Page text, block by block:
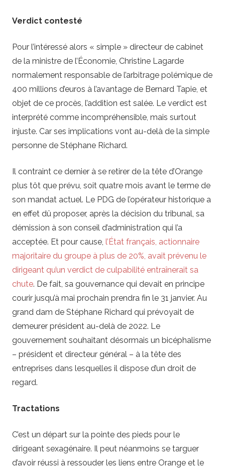
Verdict contesté
Pour l’intéressé alors « simple » directeur de cabinet
de la ministre de l’Économie, Christine Lagarde
normalement responsable de l’arbitrage polémique de
400 millions d’euros à l’avantage de Bernard Tapie, et
objet de ce procès, l’addition est salée. Le verdict est
interprété comme incompréhensible, mais surtout
injuste. Car ses implications vont au-delà de la simple
personne de Stéphane Richard.
Il contraint ce dernier à se retirer de la tête d’Orange
plus tôt que prévu, soit quatre mois avant le terme de
son mandat actuel. Le PDG de l’opérateur historique a
en effet dû proposer, après la décision du tribunal, sa
démission à son conseil d’administration qui l’a
acceptée. Et pour cause, l’État français, actionnaire
majoritaire du groupe à plus de 20%, avait prévenu le
dirigeant qu’un verdict de culpabilité entraînerait sa
chute. De fait, sa gouvernance qui devait en principe
courir jusqu’à mai prochain prendra fin le 31 janvier. Au
grand dam de Stéphane Richard qui prévoyait de
demeurer président au-delà de 2022. Le
gouvernement souhaitant désormais un bicéphalisme
– président et directeur général – à la tête des
entreprises dans lesquelles il dispose d’un droit de
regard.
Tractations
C’est un départ sur la pointe des pieds pour le
dirigeant sexagénaire. Il peut néanmoins se targuer
d’avoir réussi à ressouder les liens entre Orange et le